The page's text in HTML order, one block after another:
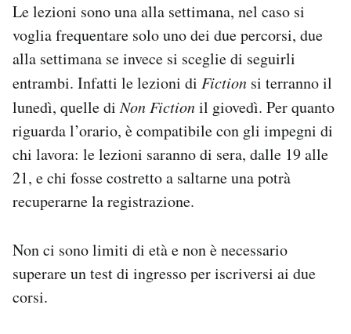
Le lezioni sono una alla settimana, nel caso si
voglia frequentare solo uno dei due percorsi, due
alla settimana se invece si sceglie di seguirli
entrambi. Infatti le lezioni di Fiction si terranno il
lunedì, quelle diNon Fictionil giovedì. Per quanto
riguarda l’orario, è compatibile con gli impegni di
chi lavora: le lezioni saranno di sera, dalle 19 alle
21, e chi fosse costretto a saltarne una potrà
recuperarne la registrazione.
Non ci sono limiti di età e non è necessario
superare un test di ingresso per iscriversi ai due
corsi.